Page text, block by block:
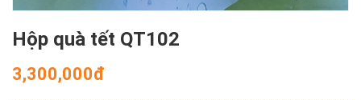
Hộp quà tết QT102
3,300,000đ